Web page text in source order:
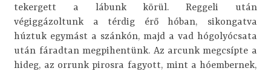
tekergett a lábunk körül. Reggeli után
végiggázoltunk a térdig érő hóban, sikongatva
húztuk egymást a szánkón, majd a vad hógolyócsata
után fáradtan megpihentünk. Az arcunk megcsípte a
hideg, az orrunk pirosra fagyott, mint a hóembernek,